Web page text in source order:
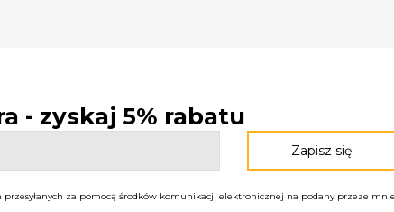
- zyskaj 5% rabatu
za pomocą środków komunikacji elektronicznej na podany przeze